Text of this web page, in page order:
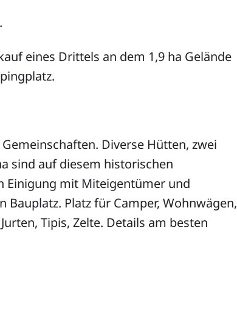
eines Drittels an dem 1,9 ha Gelände
Diverse Hütten, zwei
sind auf diesem historischen
Einigung mit Miteigentümer und
Platz für Camper, Wohnwägen,
Tipis, Zelte. Details am besten